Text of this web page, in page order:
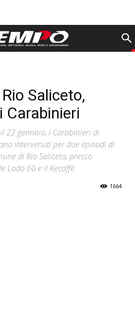
Saliceto,
Carabinieri
22 gennaio, i Carabinieri di
intervenuti per due episodi di
di Rio Saliceto, presso
Lodo 60 e il Kecaffè.
1664